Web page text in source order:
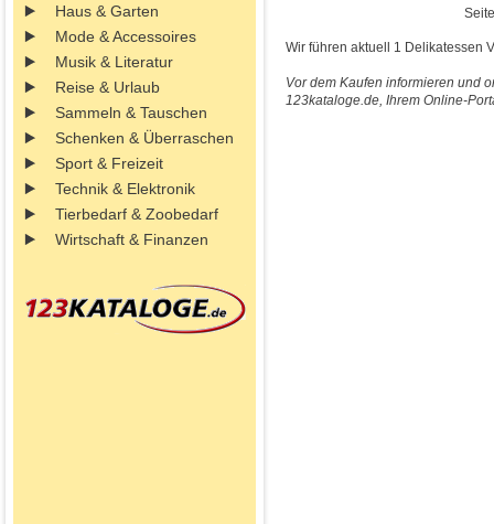
Haus & Garten
Mode & Accessoires
Musik & Literatur
Reise & Urlaub
Sammeln & Tauschen
Schenken & Überraschen
Sport & Freizeit
Technik & Elektronik
Tierbedarf & Zoobedarf
Wirtschaft & Finanzen
Wir führen aktuell 1 Delikatessen
Vor dem Kaufen informieren und
123kataloge.de, Ihrem Online-